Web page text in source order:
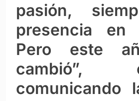
pasión,
presencia en
Pero este
cambió”,
comunicando